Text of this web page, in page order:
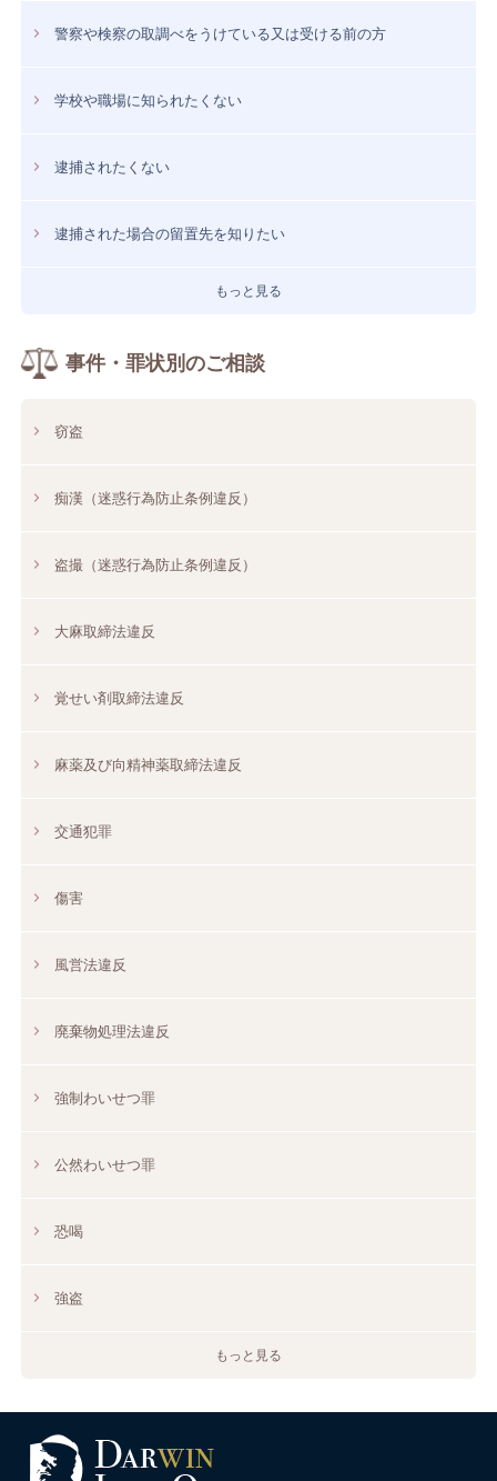
警察や検察の取調べをうけている又は受ける前の方
学校や職場に知られたくない
逮捕されたくない
逮捕された場合の留置先を知りたい
もっと見る
事件・罪状別のご相談
窃盗
痴漢（迷惑行為防止条例違反）
盗撮（迷惑行為防止条例違反）
大麻取締法違反
覚せい剤取締法違反
麻薬及び向精神薬取締法違反
交通犯罪
傷害
風営法違反
廃棄物処理法違反
強制わいせつ罪
公然わいせつ罪
恐喝
強盗
もっと見る